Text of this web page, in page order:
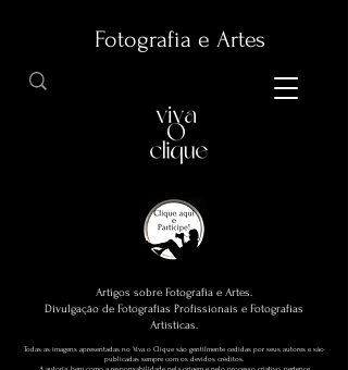
Fotografia e Artes
Artigos sobre Fotografia e Artes.
Divulgação de Fotografias Profissionais e Fotografias
Artísticas.
Todas as imagens apresentadas no Viva o Clique são gentilmente cedidas por seus autores e são
publicadas sempre com os devidos créditos.